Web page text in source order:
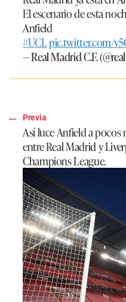
El escenario de esta
Anfield
#UCLpic.twitter.com/
— Real Madrid C.F.
Previa
Así luce Anfield a
entre Real Madrid y
Champions League.